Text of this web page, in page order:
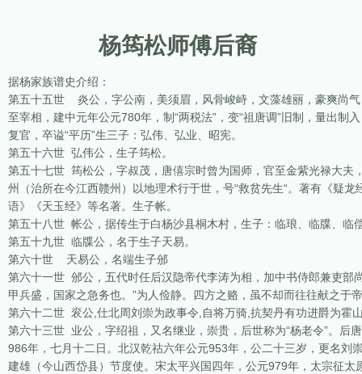
杨筠松师傅后裔
据杨家族谱史介绍：
第五十五世 炎公，字公南，美须眉，风骨峻峙，文藻雄丽，豪爽尚
至宰相，建中元年公元780年，制“两税法”，变“祖唐调”旧制，量出
复官，卒谥“平历”生三子：弘伟、弘业、昭宪。
第五十六世 弘伟公，生子筠松。
第五十七世 筠松公，字叔茂，唐僖宗时曾为国师，官至金紫光禄大
州（治所在今江西赣州）以地理术行于世，号“救贫先生“。著有《疑
语》《天玉经》等名著。生子帐。
第五十八世 帐公，据传生于白杨沙县桐木村，生子：临琅、临牒、临
第五十九世 临牒公，名于生子天易。
第六十世 天易公，名端生子邠
第六十一世 邠公，五代时任后汉隐帝代李涛为相，加中书侍郎兼吏部
甲兵盛，国家之急务也。”为人俭静。四方之赂，虽不却而往往献之于
第六十二世 衮公,仕北周刘崇为政事令,自将万骑,抗契丹有功进爵为霍
第六十三世 业公，字绍祖，又名继业，崇贵，后世称为“杨老令”。后
986年，七月十二日。北汉乾祜六年公元953年，公二十三岁，更名刘
建雄（今山西岱县）节度使。宋太平兴国四年，公元979年，太宗征